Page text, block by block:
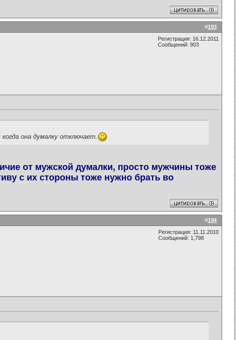
#193
Регистрация: 16.12.2011
Сообщений: 903
она думалку отключает.
от мужской думалки, просто мужчины тоже
с их стороны тоже нужно брать во
#194
Регистрация: 11.11.2010
Сообщений: 1,798